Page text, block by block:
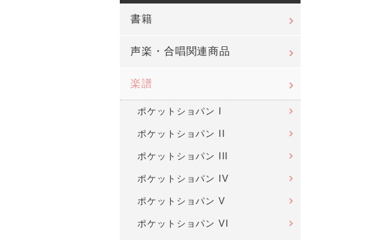
書籍
声楽・合唱関連商品
楽譜
ポケットショパン I
ポケットショパン II
ポケットショパン III
ポケットショパン IV
ポケットショパン V
ポケットショパン VI